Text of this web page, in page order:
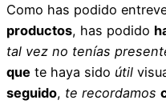
Como has podido
productos, has podido
tal vez no tenías
que te haya sido útil
seguido, te recordamos